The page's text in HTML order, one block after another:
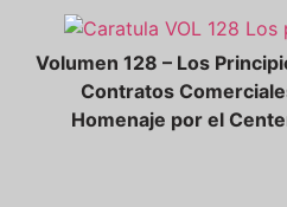
Volumen 128 – Los
Contratos
Homenaje por el